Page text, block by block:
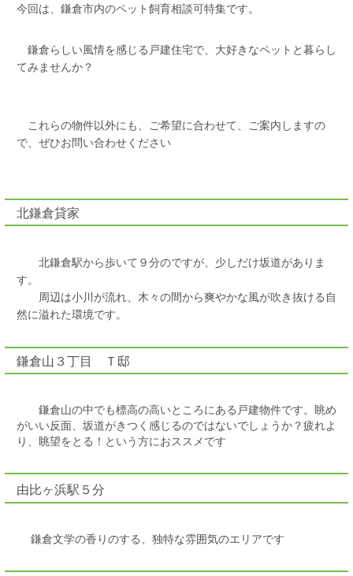
今回は、鎌倉市内のペット飼育相談可特集です。
鎌倉らしい風情を感じる戸建住宅で、大好きなペットと暮らし
てみませんか？
これらの物件以外にも、ご希望に合わせて、ご案内しますの
で、ぜひお問い合わせください
北鎌倉貸家
北鎌倉駅から歩いて９分のですが、少しだけ坂道がありま
す。
周辺は小川が流れ、木々の間から爽やかな風が吹き抜ける自
然に溢れた環境です。
鎌倉山３丁目 Ｔ邸
鎌倉山の中でも標高の高いところにある戸建物件です。眺め
がいい反面、坂道がきつく感じるのではないでしょうか？疲れよ
り、眺望をとる！という方におススメです
由比ヶ浜駅５分
鎌倉文学の香りのする、独特な雰囲気のエリアです